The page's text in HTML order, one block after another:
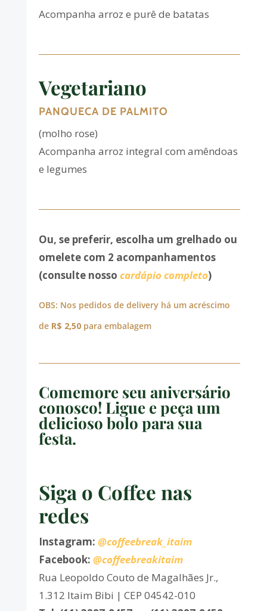
Acompanha arroz e purê de batatas
Vegetariano
PANQUECA DE PALMITO
(molho rose)
Acompanha arroz integral com amêndoas
e legumes
Ou, se preferir, escolha um grelhado ou
omelete com 2 acompanhamentos
(consulte nosso cardápio completo)
OBS: Nos pedidos de delivery há um acréscimo
de R$ 2,50para embalagem
Comemore seu aniversário
conosco! Ligue e peça um
delicioso bolo para sua
festa.
Siga o Coffee nas
redes
Instagram: @coffeebreak_itaim
Facebook: @coffeebreakitaim
Rua Leopoldo Couto de Magalhães Jr.,
1.312 Itaim Bibi | CEP 04542-010